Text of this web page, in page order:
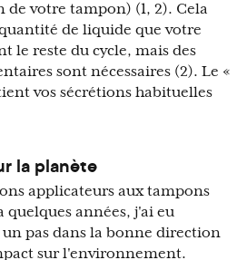
de votre tampon) (1, 2). Cela
de liquide que votre
le reste du cycle, mais des
sont nécessaires (2). Le «
vos sécrétions habituelles
la planète
applicateurs aux tampons
quelques années, j'ai eu
pas dans la bonne direction
sur l'environnement.